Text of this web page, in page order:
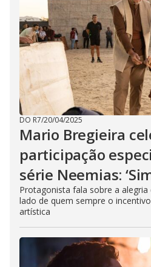
DO R7/20/04/2025
Mario Bregieira
participação
série Neemias:
Protagonista fala sobre a
lado de quem sempre o
artística